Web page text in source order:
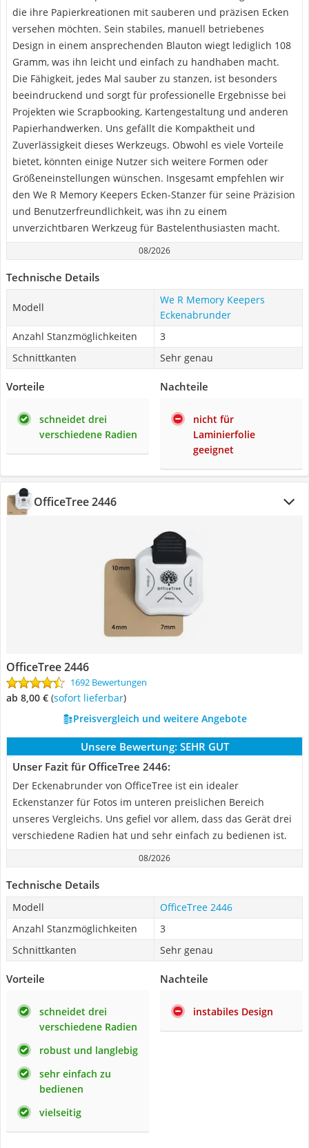
die ihre Papierkreationen mit sauberen und präzisen Ecken
versehen möchten. Sein stabiles, manuell betriebenes
Design in einem ansprechenden Blauton wiegt lediglich 108
Gramm, was ihn leicht und einfach zu handhaben macht.
Die Fähigkeit, jedes Mal sauber zu stanzen, ist besonders
beeindruckend und sorgt für professionelle Ergebnisse bei
Projekten wie Scrapbooking, Kartengestaltung und anderen
Papierhandwerken. Uns gefällt die Kompaktheit und
Zuverlässigkeit dieses Werkzeugs. Obwohl es viele Vorteile
bietet, könnten einige Nutzer sich weitere Formen oder
Größeneinstellungen wünschen. Insgesamt empfehlen wir
den We R Memory Keepers Ecken-Stanzer für seine Präzision
und Benutzerfreundlichkeit, was ihn zu einem
unverzichtbaren Werkzeug für Bastelenthusiasten macht.
08/2026
Technische Details
Modell
We R Memory Keepers
Eckenabrunder
Anzahl Stanzmöglichkeiten
3
Schnittkanten
Sehr genau
Vorteile
schneidet drei
verschiedene Radien
Nachteile
nicht für
Laminierfolie
geeignet
OfficeTree 2446
OfficeTree 2446
1692 Bewertungen
ab 8,00 € ( Sofort lieferbar)
Preisvergleich und weitere Angebote
Unsere Bewertung: SEHR GUT
Unser Fazit für OfficeTree 2446:
Der Eckenabrunder von OfficeTree ist ein idealer
Eckenstanzer für Fotos im unteren preislichen Bereich
unseres Vergleichs. Uns gefiel vor allem, dass das Gerät drei
verschiedene Radien hat und sehr einfach zu bedienen ist.
08/2026
Technische Details
Modell
OfficeTree 2446
Anzahl Stanzmöglichkeiten
3
Schnittkanten
Sehr genau
Vorteile
schneidet drei
verschiedene Radien
robust und langlebig
sehr einfach zu
bedienen
vielseitig
Nachteile
instabiles Design